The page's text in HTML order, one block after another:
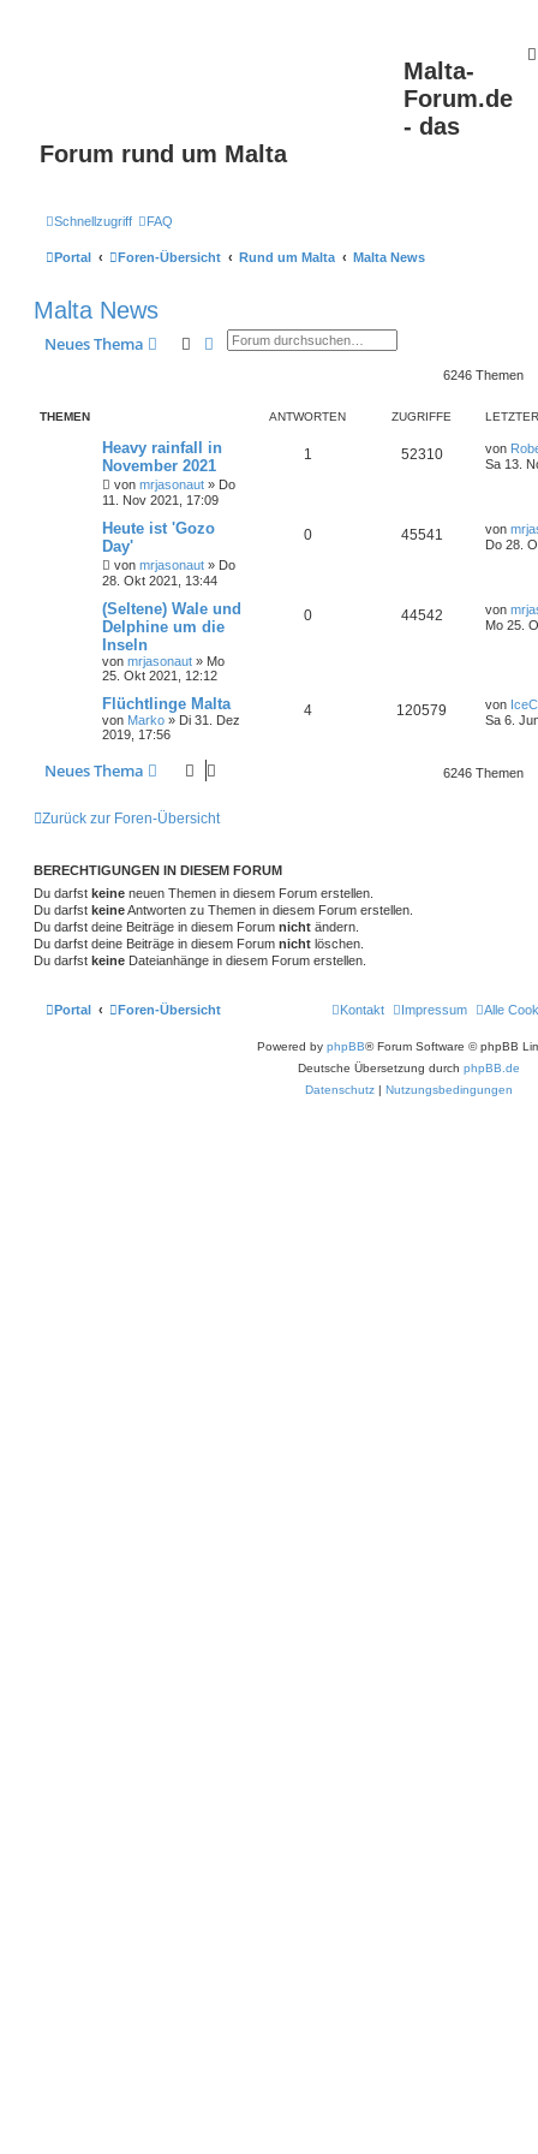
Malta-
Forum.de
- das
Forum rund um Malta
Schnellzugriff FAQ
Portal Foren-Übersicht Rund um Malta Malta News
Malta News
Neues Thema SucheErweiterte Suche
6246 Themen
THEMEN ANTWORTEN ZUGRIFFE
Heavy rainfall in
November 2021
von mrjasonaut » Do
11. Nov 2021, 17:09
1 52310 von
Sa 13.
Heute ist 'Gozo
Day'
von mrjasonaut » Do
28. Okt 2021, 13:44
0 45541 von
Do 28.
(Seltene) Wale und
Delphine um die
Inseln
von mrjasonaut » Mo
25. Okt 2021, 12:12
0 44542 von
Mo 25.
Flüchtlinge Malta
von Marko » Di 31. Dez
2019, 17:56
4 120579 von
Sa 6.
Neues Thema 6246 Themen
Zurück zur Foren-Übersicht
BERECHTIGUNGEN IN DIESEM FORUM
Du darfst keine neuen Themen in diesem Forum erstellen.
Du darfst keineAntworten zu Themen in diesem Forum erstellen.
Du darfst deine Beiträge in diesem Forum nicht ändern.
Du darfst deine Beiträge in diesem Forum nicht löschen.
Du darfst keine Dateianhänge in diesem Forum erstellen.
Portal Foren-Übersicht Alle
Impressum
Kontakt
Powered by phpBB® Forum Software © phpBB
Deutsche Übersetzung durch phpBB.de
Datenschutz | Nutzungsbedingungen